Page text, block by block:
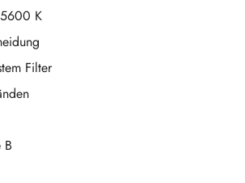
K
Filter
B